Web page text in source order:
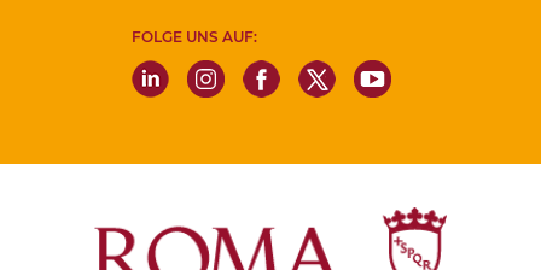
FOLGE UNS AUF: